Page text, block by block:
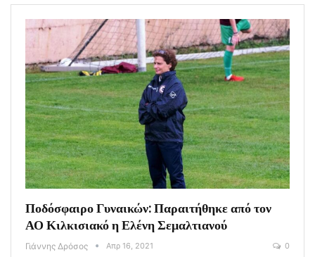
Ποδόσφαιρο Γυναικών: Παραιτήθηκε από τον
ΑΟ Κιλκισιακό η Ελένη Σεμαλτιανού
Γιάννης Δρόσος Απρ 16, 2021 0